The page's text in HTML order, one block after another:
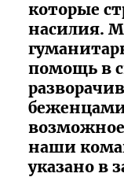
которые
насилия.
помощь в
наши
указано в